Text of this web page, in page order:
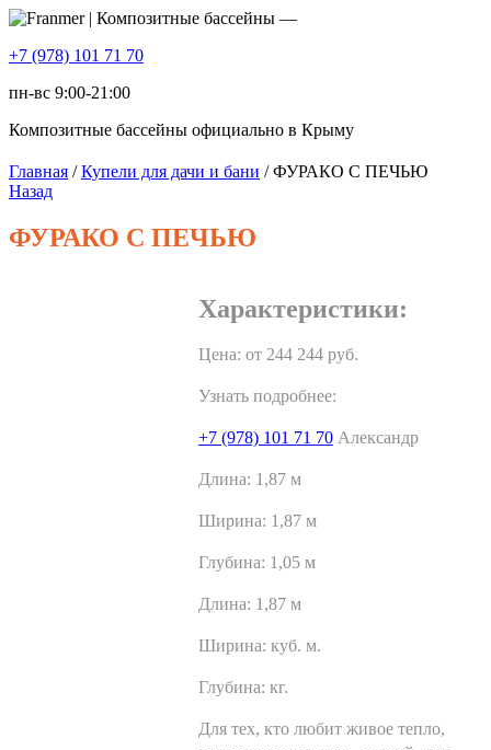
+7 (978) 101 71 70
пн-вс 9:00-21:00
Композитные бассейны официально в Крыму
Главная /Купели для дачи и бани / ФУРАКО С ПЕЧЬЮ
Назад
ФУРАКО С ПЕЧЬЮ
Характеристики:
Цена: от 244 244 руб.
Узнать подробнее:
+7 (978) 101 71 70 Александр
Длина: 1,87 м
Ширина: 1,87 м
Глубина: 1,05 м
Длина: 1,87 м
Ширина: куб. м.
Глубина: кг.
Для тех, кто любит живое тепло,